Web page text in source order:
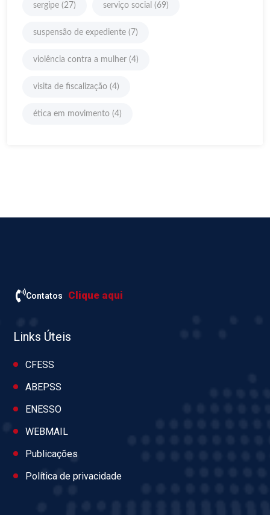
sergipe (27) serviço social (69)
suspensão de expediente (7)
violência contra a mulher (4)
visita de fiscalização (4)
ética em movimento (4)
Contatos Clique aqui
Links Úteis
CFESS
ABEPSS
ENESSO
WEBMAIL
Publicações
Política de privacidade